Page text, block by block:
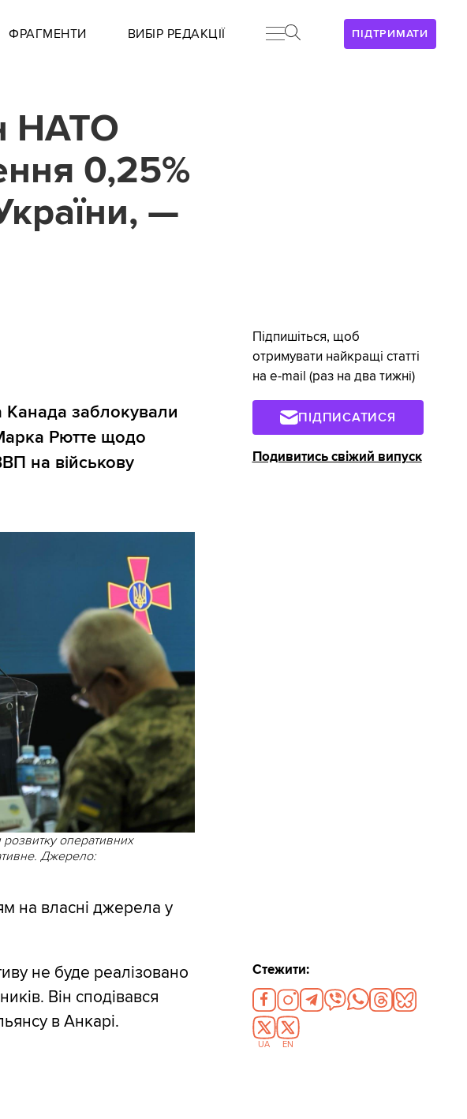
ПІДТРИМАТИ
ФРАГМЕНТИ ВИБІР РЕДАКЦІЇ
НАТО
0,25%
—
Канада заблокували
Рютте щодо
на військову
оперативних
Джерело:
на власні джерела у
не буде реалізовано
Він сподівався
в Анкарі.
Підпишіться, щоб
отримувати найкращі статті
на e-mail (раз на два тижні)
ПІДПИСАТИСЯ
Подивитись свіжий випуск
Стежити:
UA EN